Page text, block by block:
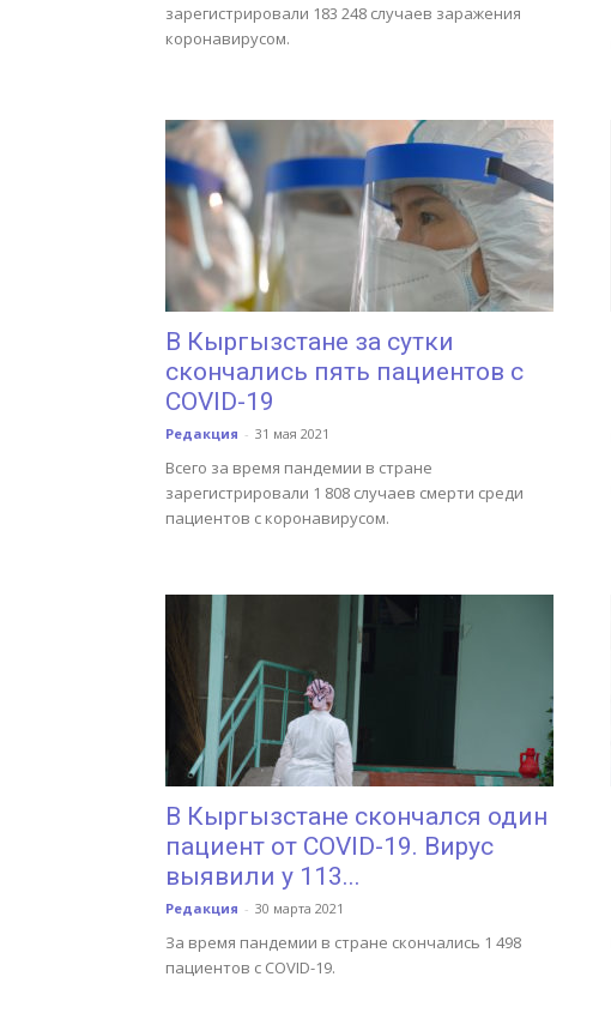
зарегистрировали 183 248 случаев заражения
коронавирусом.
В Кыргызстане за сутки
скончались пять пациентов с
COVID-19
Редакция - 31 мая 2021
Всего за время пандемии в стране
зарегистрировали 1 808 случаев смерти среди
пациентов с коронавирусом.
В Кыргызстане скончался один
пациент от COVID-19. Вирус
выявили у 113...
Редакция - 30 марта 2021
За время пандемии в стране скончались 1 498
пациентов с COVID-19.